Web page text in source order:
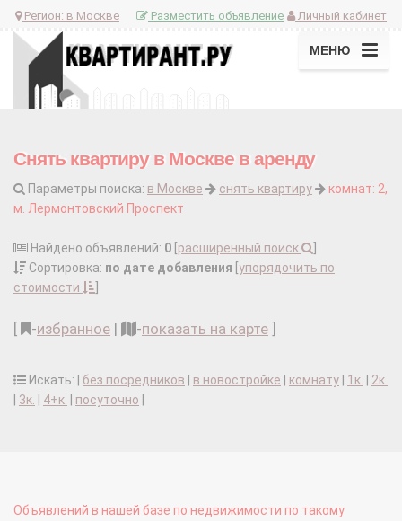
Регион: в Москве Личный кабинет
Разместить объявление
МЕНЮ
Снять квартиру в Москве в аренду
Параметры поиска: в Москве снять квартиру
комнат: 2,
м. Лермонтовский Проспект
Найдено объявлений: 0 расширенный поиск
Сортировка: по дате добавления упорядочить по
стоимости
-избранное | -показать на карте
Искать: | без посредников в новостройке комнату 1к.
2к.
3к. 4+к. посуточно
Объявлений в нашей базе по недвижимости по такому